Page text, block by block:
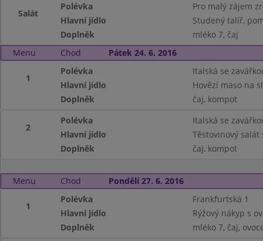
Salát
Polévka
Pro malý zájem
Hlavní jídlo
Studený talíř,
Doplněk
mléko 7, čaj
Menu
Chod Pátek 24. 6. 2016
1
Polévka
Italská se
Hlavní jídlo
Hovězí maso na
Doplněk
čaj, kompot
2
Polévka
Italská se
Hlavní jídlo
Těstovinový salát
Doplněk
čaj, kompot
Menu Chod Pondělí 27. 6. 2016
1
Polévka
Frankfurtská 1
Hlavní jídlo
Rýžový nákyp s
Doplněk
mléko 7, čaj,